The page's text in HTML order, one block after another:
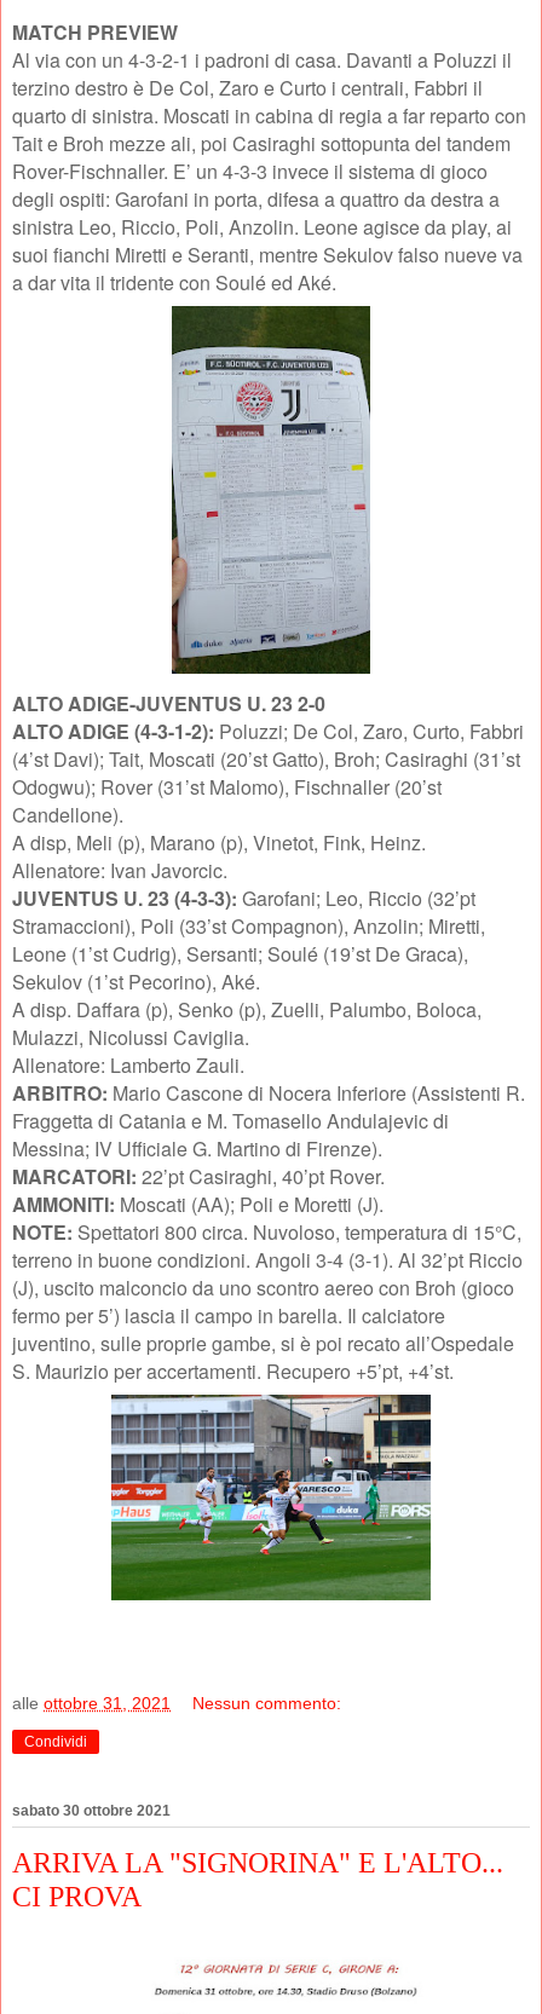
MATCH PREVIEW
Al via con un 4-3-2-1 i padroni di casa. Davanti a Poluzzi il
terzino destro è De Col, Zaro e Curto i centrali, Fabbri il
quarto di sinistra. Moscati in cabina di regia a far reparto con
Tait e Broh mezze ali, poi Casiraghi sottopunta del tandem
Rover-Fischnaller. E’ un 4-3-3 invece il sistema di gioco
degli ospiti: Garofani in porta, difesa a quattro da destra a
sinistra Leo, Riccio, Poli, Anzolin. Leone agisce da play, ai
suoi fianchi Miretti e Seranti, mentre Sekulov falso nueve va
a dar vita il tridente con Soulé ed Aké.
ALTO ADIGE-JUVENTUS U. 23 2-0
ALTO ADIGE (4-3-1-2): Poluzzi; De Col, Zaro, Curto, Fabbri
(4’st Davi); Tait, Moscati (20’st Gatto), Broh; Casiraghi (31’st
Odogwu); Rover (31’st Malomo), Fischnaller (20’st
Candellone).
A disp, Meli (p), Marano (p), Vinetot, Fink, Heinz.
Allenatore: Ivan Javorcic.
JUVENTUS U. 23 (4-3-3): Garofani; Leo, Riccio (32’pt
Stramaccioni), Poli (33’st Compagnon), Anzolin; Miretti,
Leone (1’st Cudrig), Sersanti; Soulé (19’st De Graca),
Sekulov (1’st Pecorino), Aké.
A disp. Daffara (p), Senko (p), Zuelli, Palumbo, Boloca,
Mulazzi, Nicolussi Caviglia.
Allenatore: Lamberto Zauli.
ARBITRO: Mario Cascone di Nocera Inferiore (Assistenti R.
Fraggetta di Catania e M. Tomasello Andulajevic di
Messina; IV Ufficiale G. Martino di Firenze).
MARCATORI: 22’pt Casiraghi, 40’pt Rover.
AMMONITI: Moscati (AA); Poli e Moretti (J).
NOTE: Spettatori 800 circa. Nuvoloso, temperatura di 15°C,
terreno in buone condizioni. Angoli 3-4 (3-1). Al 32’pt Riccio
(J), uscito malconcio da uno scontro aereo con Broh (gioco
fermo per 5’) lascia il campo in barella. Il calciatore
juventino, sulle proprie gambe, si è poi recato all’Ospedale
S. Maurizio per accertamenti. Recupero +5’pt, +4’st.
alle ottobre 31, 2021 Nessun commento:
Condividi
sabato 30 ottobre 2021
ARRIVA LA "SIGNORINA" E L'ALTO...
CI PROVA